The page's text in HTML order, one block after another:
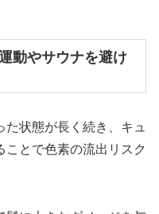
動やサウナを避け
状態が長く続き、キュ
とで色素の流出リスク